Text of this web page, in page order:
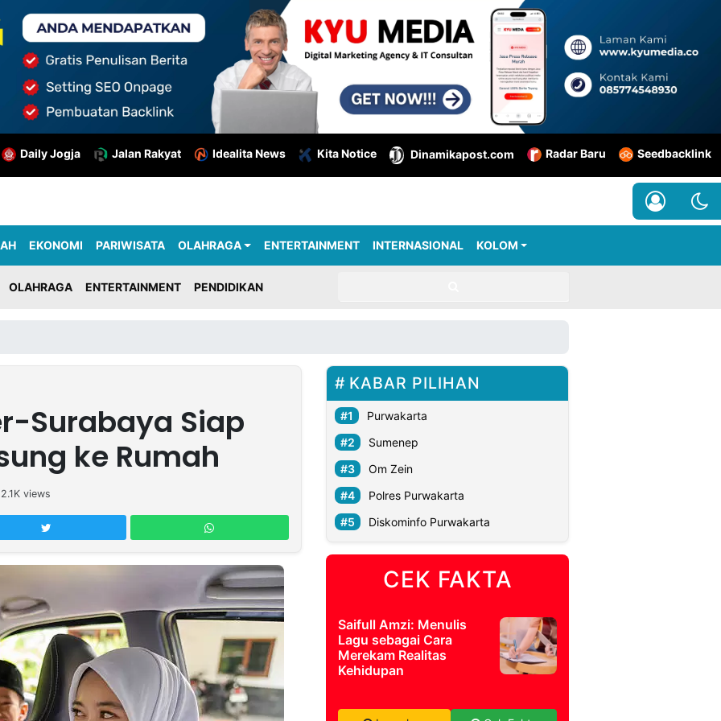
Daily Jogja Jalan Rakyat Idealita News Kita Notice Dinamikapost.com Radar Baru Seedbacklink
EKONOMI PARIWISATA OLAHRAGA ENTERTAINMENT INTERNASIONAL KOLOM
OLAHRAGA ENTERTAINMENT PENDIDIKAN
Surabaya Siap
ke Rumah
views
KABAR PILIHAN
Purwakarta
Sumenep
Om Zein
Polres Purwakarta
Diskominfo Purwakarta
CEK FAKTA
Saifull Amzi: Menulis
Lagu sebagai Cara
Merekam Realitas
Kehidupan